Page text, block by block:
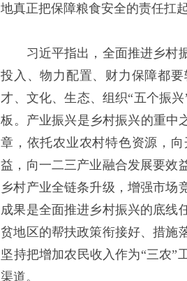
地真正把保障粮食安全的责任扛
习近平指出，全面推进乡村振
投入、物力配置、财力保障都
才、文化、生态、组织“五个振
板。产业振兴是乡村振兴的重中
章，依托农业农村特色资源，
益，向一二三产业融合发展要效
乡村产业全链条升级，增强市场
成果是全面推进乡村振兴的底线
贫地区的帮扶政策衔接好、措施
坚持把增加农民收入作为“三农”
渠道。